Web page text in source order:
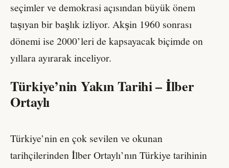
seçimler ve demokrasi açısından büyük önem
taşıyan bir başlık izliyor. Akşin 1960 sonrası
dönemi ise 2000’leri de kapsayacak biçimde on
yıllara ayırarak inceliyor.
Türkiye’nin Yakın Tarihi – İlber
Ortaylı
Türkiye’nin en çok sevilen ve okunan
tarihçilerinden İlber Ortaylı’nın Türkiye tarihinin